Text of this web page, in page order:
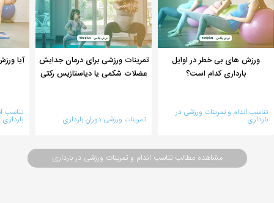
ورزش های بی خطر در اوایل
بارداری کدام است؟
تناسب اندام و تمرینات ورزشی در
بارداری
تمرینات ورزشی برای درمان جدایش
عضلات شکمی یا دیاستازیس رکتی
تمرینات ورزشی دوران بارداری
آیا
تناسب
بارداری
مشاهده مطالب تناسب اندام و تمرینات ورزشی در بارداری